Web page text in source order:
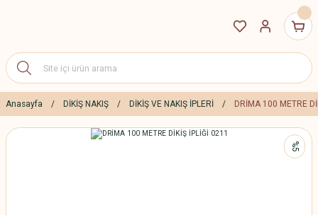
Anasayfa DİKİŞ NAKIŞ DİKİŞ VE NAKIŞ İPLERİ DRİMA 100 METRE
%5